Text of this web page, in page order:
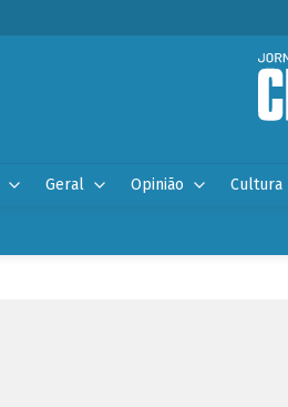
Geral Opinião Cultura